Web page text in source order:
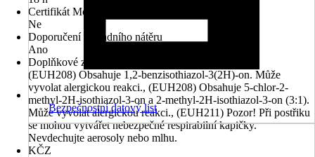
Certifikát Modrý anděl (Blauer Engel)
Ne
Doporučení základního nátěru
Ano
Doplňkové znaky nebezpečnosti (věty EUH)
(EUH208) Obsahuje 1,2-benzisothiazol-3(2H)-on. Může
vyvolat alergickou reakci., (EUH208) Obsahuje 5-chlor-2-
methyl-2H-isothiazol-3-on a 2-methyl-2H-isothiazol-3-on (3:1).
Může vyvolat alergickou reakci., (EUH211) Pozor! Při postřiku
se mohou vytvářet nebezpečné respirabilní kapičky.
Nevdechujte aerosoly nebo mlhu.
KČZ
Bezpečnostní datový list